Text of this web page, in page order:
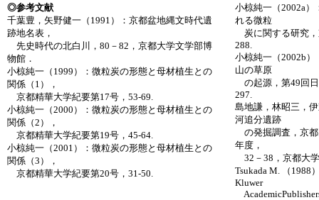
◎参考文献
千葉豊，矢野健一（1991）：京都盆地縄文時代遺
跡地名表，
先史時代の北白川，80－82，京都大学文学部博
物館．
小椋純一（1999）：微粒炭の形態と母材植生との
関係（1），
京都精華大学紀要第17号，53-69.
小椋純一（2000）：微粒炭の形態と母材植生との
関係（2），
京都精華大学紀要第19号，45-64.
小椋純一（2001）：微粒炭の形態と母材植生との
関係（3），
京都精華大学紀要第20号，31-50.
小椋純一（2002a
れる微粒
炭に関する研究，
288.
小椋純一（2002b
山の草原
の起源，第49回
297.
島地謙，林昭三，
河追分遺跡
の発掘調査，京
年度，
32－38，京都大
Tsukada M. （1988
Kluwer